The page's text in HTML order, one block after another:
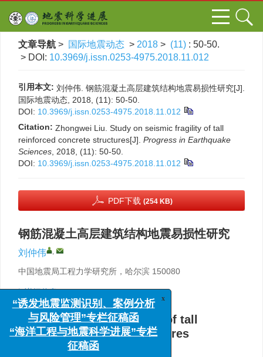
文章导航 > 国际地震动态 > 2018 > (11) : 50-50.
> DOI: 10.3969/j.issn.0253-4975.2018.11.012
引用本文: 刘仲伟. 钢筋混凝土高层建筑结构地震易损性研究[J].
国际地震动态, 2018, (11): 50-50.
DOI: 10.3969/j.issn.0253-4975.2018.11.012
Citation: Zhongwei Liu. Study on seismic fragility of tall
reinforced concrete structures[J]. Progress in Earthquake
Sciences , 2018, (11): 50-50.
DOI: 10.3969/j.issn.0253-4975.2018.11.012
PDF下载 (254 KB)
钢筋混凝土高层建筑结构地震易损性研究
刘仲伟 ,
中国地震局工程力学研究所，哈尔滨 150080
详细信息
Study on seismic fragility of tall
reinforced concrete structures
Zhongwei Liu ,
“诱发地震监测识别、案例分析
与风险管理”专栏征稿函
“海洋工程与地震科学进展”专栏
征稿函